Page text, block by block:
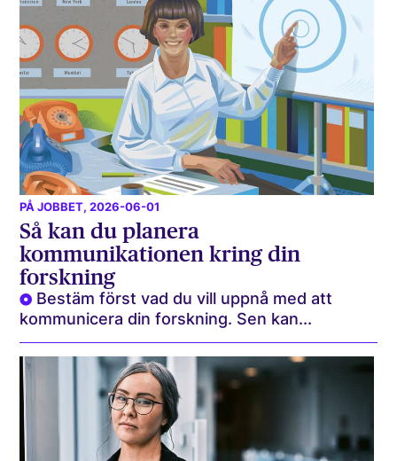
PÅ JOBBET, 2026-06-01
Så kan du planera
kommunikationen kring din
forskning
Bestäm först vad du vill uppnå med att
kommunicera din forskning. Sen kan...